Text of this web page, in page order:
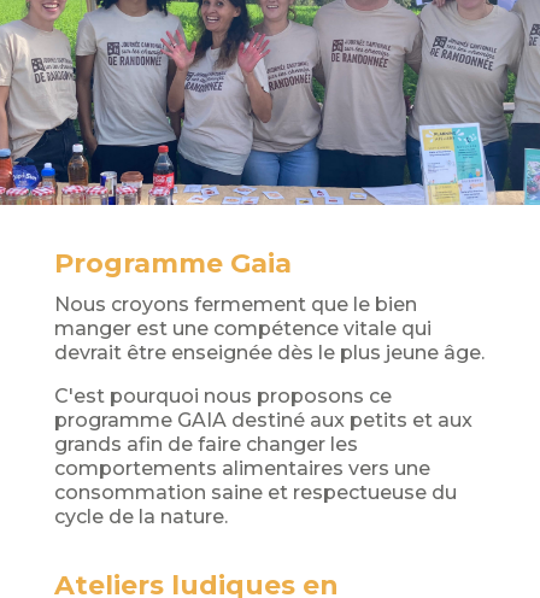
Programme Gaia
Nous croyons fermement que le bien
manger est une compétence vitale qui
devrait être enseignée dès le plus jeune âge.
C'est pourquoi nous proposons ce
programme GAIA destiné aux petits et aux
grands afin de faire changer les
comportements alimentaires vers une
consommation saine et respectueuse du
cycle de la nature.
Ateliers ludiques en